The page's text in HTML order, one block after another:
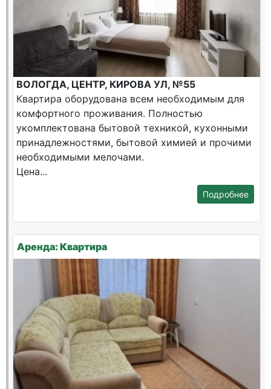
ВОЛОГДА, ЦЕНТР, КИРОВА УЛ, №55
Квартира оборудована всем необходимым для
комфортного проживания. Полностью
укомплектована бытовой техникой, кухонными
принадлежностями, бытовой химией и прочими
необходимыми мелочами.
Цена...
Подробнее
Аренда: Квартира